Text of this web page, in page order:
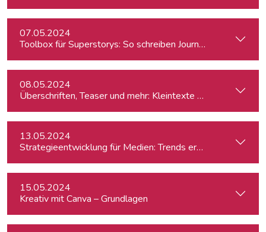
07.05.2024
Toolbox für Superstorys: So schreiben Journalist:innen
08.05.2024
Überschriften, Teaser und mehr: Kleintexte einfach besser
13.05.2024
Strategieentwicklung für Medien: Trends erkennen &
15.05.2024
Kreativ mit Canva – Grundlagen